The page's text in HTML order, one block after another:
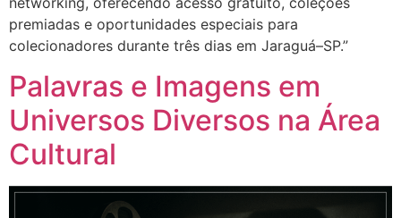
premiadas e oportunidades especiais para
colecionadores durante três dias em Jaraguá–SP.”
Palavras e Imagens em
Universos Diversos na Área
Cultural